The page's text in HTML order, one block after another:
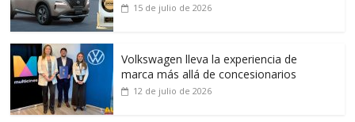
15 de julio de 2026
Volkswagen lleva la experiencia de
marca más allá de concesionarios
12 de julio de 2026